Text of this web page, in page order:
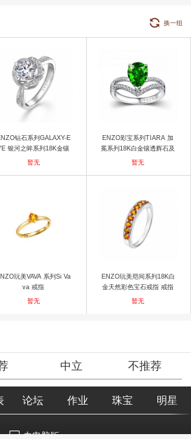
换一组
钻石系列GALAXY-E
银河之眸系列18K金镶
钻石戒指 戒指
暂无
ENZO彩宝系列TIARA 加
冕系列18K白金镶透辉石及
钻石戒指 戒指
暂无
玩美VAVA 系列Si Va
va 戒指
暂无
ENZO玩美咫间系列18K白
金天然彩色宝石戒指 戒指
暂无
中立 不推荐
论坛 作业 珠宝 明星
去电脑版